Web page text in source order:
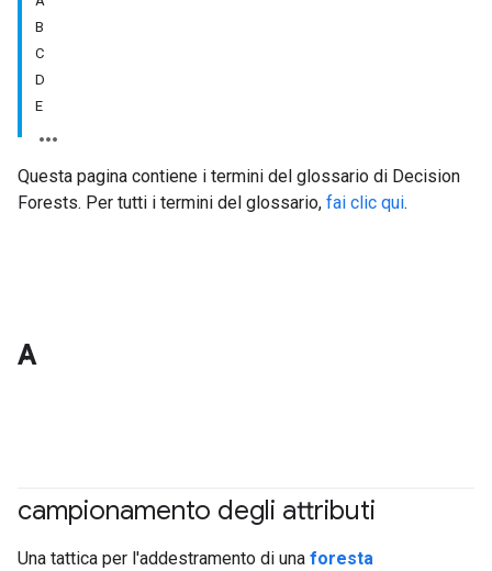
B
C
D
E
Questa pagina contiene i termini del glossario di Decision
Forests. Per tutti i termini del glossario, fai clic qui.
A
campionamento degli attributi
Una tattica per l'addestramento di una foresta